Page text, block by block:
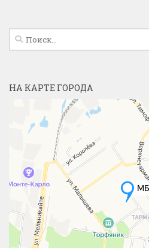
Найти:
НА КАРТЕ ГОРОДА